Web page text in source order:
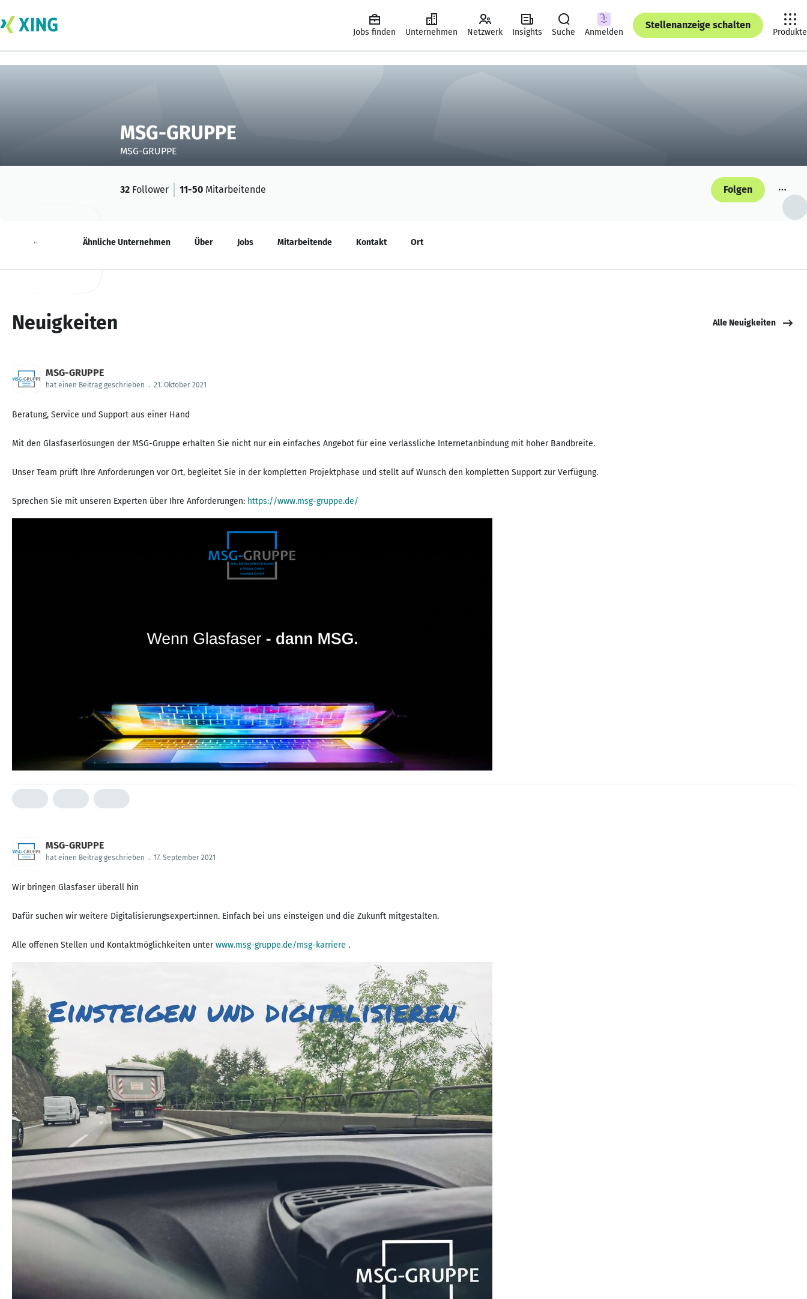
Jobs finden Unternehmen Netzwerk Insights Suche Anmelden
Stellenanzeige schalten
Produkte
MSG-GRUPPE
MSG-GRUPPE
32 Follower 11-50 Mitarbeitende Folgen
Neuigkeiten Ähnliche Unternehmen Über Jobs Mitarbeitende Kontakt Ort
Neuigkeiten Alle Neuigkeiten
MSG-GRUPPE
hat einen Beitrag geschrieben . 21. Oktober 2021
Beratung, Service und Support aus einer Hand
Mit den Glasfaserlösungen der MSG-Gruppe erhalten Sie nicht nur ein einfaches Angebot für eine verlässliche Internetanbindung mit hoher Bandbreite.
Unser Team prüft Ihre Anforderungen vor Ort, begleitet Sie in der kompletten Projektphase und stellt auf Wunsch den kompletten Support zur Verfügung.
Sprechen Sie mit unseren Experten über Ihre Anforderungen: https://www.msg-gruppe.de/
MSG-GRUPPE
hat einen Beitrag geschrieben . 17. September 2021
Wir bringen Glasfaser überall hin
Dafür suchen wir weitere Digitalisierungsexpert:innen. Einfach bei uns einsteigen und die Zukunft mitgestalten.
Alle offenen Stellen und Kontaktmöglichkeiten unterwww.msg-gruppe.de/msg-karriere .